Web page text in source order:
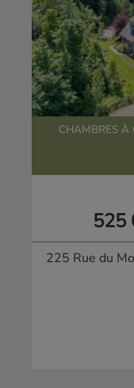
CHAMBRES À
525
225 Rue du